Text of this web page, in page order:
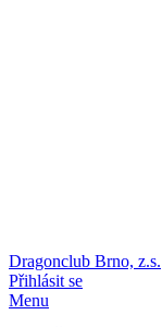
Dragonclub Brno, z.s.
Přihlásit se
Menu